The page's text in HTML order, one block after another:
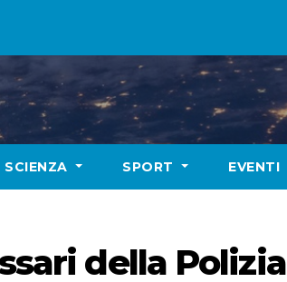
SPORT EVENTI
della